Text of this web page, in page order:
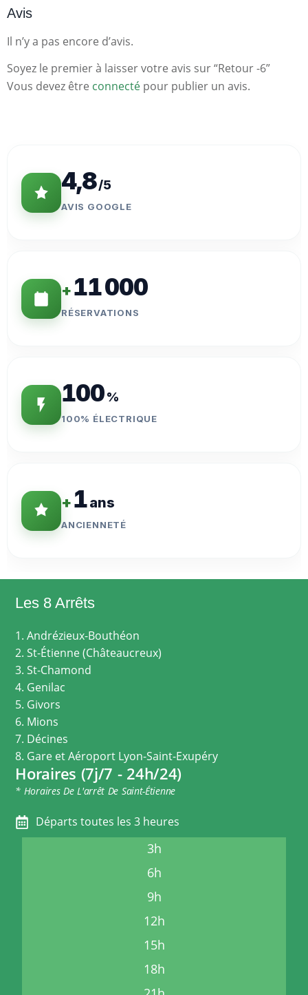
Avis
Il n’y a pas encore d’avis.
Soyez le premier à laisser votre avis sur “Retour -6”
Vous devez être connecté pour publier un avis.
4,8/5
AVIS GOOGLE
+11 000
RÉSERVATIONS
100%
100% ÉLECTRIQUE
+1ans
ANCIENNETÉ
Les 8 Arrêts
1. Andrézieux-Bouthéon
2. St-Étienne (Châteaucreux)
3. St-Chamond
4. Genilac
5. Givors
6. Mions
7. Décines
8. Gare et Aéroport Lyon-Saint-Exupéry
Horaires (7j/7 - 24h/24)
* Horaires De L'arrêt De Saint-Étienne
Départs toutes les 3 heures
3h
6h
9h
12h
15h
18h